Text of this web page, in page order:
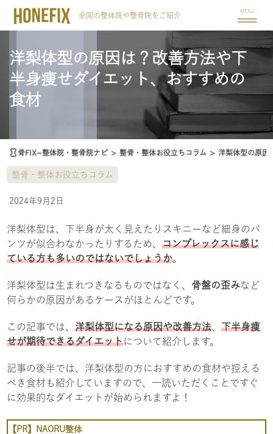
MENU
全国の整体院や整骨院をご紹介
洋梨体型の原因は？改善方法や下
半身痩せダイエット、おすすめの
食材
骨FIX~整体院・整骨院ナビ > 整骨・整体お役立ちコラム > 洋梨体型の原因
整骨・整体お役立ちコラム
2024年9月2日
洋梨体型は、下半身が太く見えたりスキニーなど細身のパ
ンツが似合わなかったりするため、コンプレックスに感じ
ている方も多いのではないでしょうか。
洋梨体型は生まれつきなるものではなく、 骨盤の歪みなど
何らかの原因があるケースがほとんどです。
この記事では、洋梨体型になる原因や改善方法 、下半身痩
せが期待できるダイエットについて紹介します。
記事の後半では、洋梨体型の方におすすめの食材や控える
べき食材も紹介していますので、一読いただくことですぐ
に効果的なダイエットが始められますよ！
【PR】NAORU整体